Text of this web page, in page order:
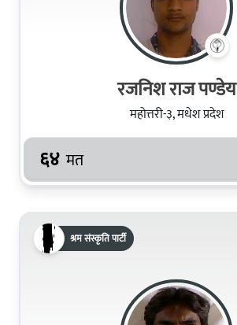
रजनिश राज पण्डेय
महोत्तरी-३, मधेश प्रदेश
६४ मत
श्रम संस्कृति पार्टी